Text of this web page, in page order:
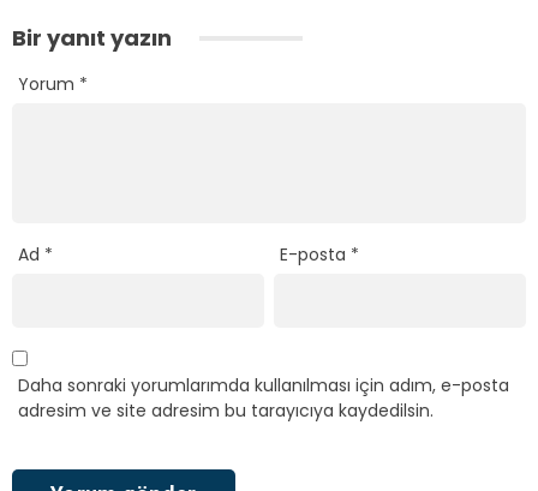
Bir yanıt yazın
Yorum *
Ad * E-posta *
Daha sonraki yorumlarımda kullanılması için adım, e-posta
adresim ve site adresim bu tarayıcıya kaydedilsin.